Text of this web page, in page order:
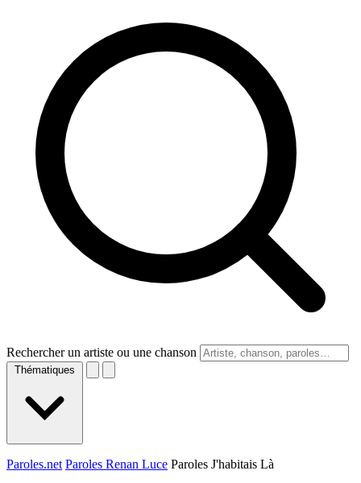
Rechercher un artiste ou une chanson
Thématiques
Paroles.net Paroles Renan Luce Paroles J'habitais Là